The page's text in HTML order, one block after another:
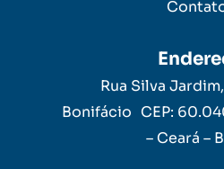
Rua Silva
Bonifácio CEP:
– Ceará –